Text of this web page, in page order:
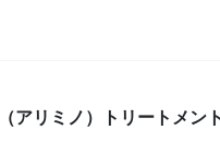
アリミノ）トリートメン